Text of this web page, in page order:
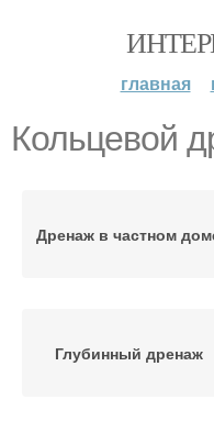
главная
Кольцевой
Дренаж в частном
Глубинный дренаж